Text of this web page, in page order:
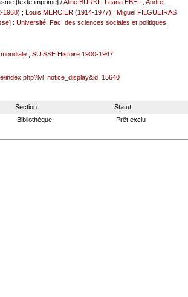
[texte imprimé] /Aline BÜRKI ;Leana EBEL ;André
1968) ;Louis MERCIER (1914-1977) ;Miguel FILGUEIRAS
: Université, Fac. des sciences sociales et politiques
; SUISSE:Histoire:1900-1947
index.php?lvl=notice_display&id=15640
Section
Statut
Bibliothèque Prêt exclu